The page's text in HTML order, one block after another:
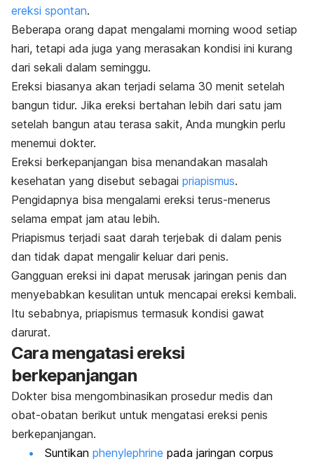
ereksi spontan.
Beberapa orang dapat mengalami morning wood setiap
hari, tetapi ada juga yang merasakan kondisi ini kurang
dari sekali dalam seminggu.
Ereksi biasanya akan terjadi selama 30 menit setelah
bangun tidur. Jika ereksi bertahan lebih dari satu jam
setelah bangun atau terasa sakit, Anda mungkin perlu
menemui dokter.
Ereksi berkepanjangan bisa menandakan masalah
kesehatan yang disebut sebagai priapismus.
Pengidapnya bisa mengalami ereksi terus-menerus
selama empat jam atau lebih.
Priapismus terjadi saat darah terjebak di dalam penis
dan tidak dapat mengalir keluar dari penis.
Gangguan ereksi ini dapat merusak jaringan penis dan
menyebabkan kesulitan untuk mencapai ereksi kembali.
Itu sebabnya, priapismus termasuk kondisi gawat
darurat.
Cara mengatasi ereksi
berkepanjangan
Dokter bisa mengombinasikan prosedur medis dan
obat-obatan berikut untuk mengatasi ereksi penis
berkepanjangan.
Suntikan phenylephrine pada jaringan corpus